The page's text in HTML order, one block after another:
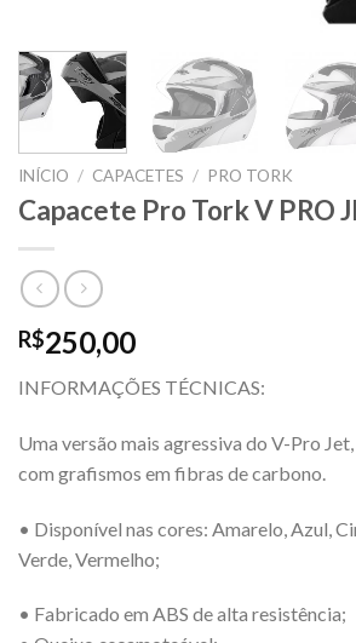
INÍCIO / CAPACETES / PRO TORK
Capacete Pro Tork V PRO
R$250,00
INFORMAÇÕES TÉCNICAS:
Uma versão mais agressiva do V-Pro
com grafismos em fibras de carbono.
• Disponível nas cores: Amarelo, Azul,
Verde, Vermelho;
• Fabricado em ABS de alta resistência;